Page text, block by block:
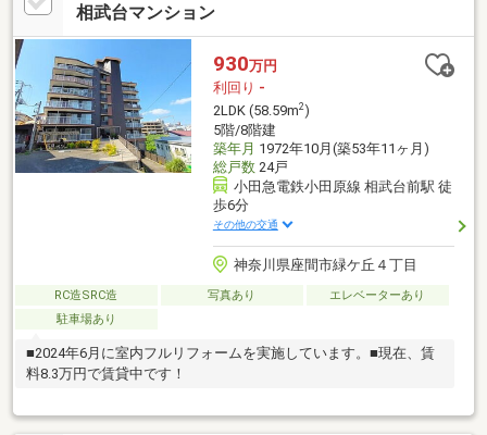
間中学校・・・徒歩約６分（約４６０ｍ）
相武台マンション
930万円
利回り -
2LDK (58.59m2)
5階/8階建
築年月 1972年10月(築53年11ヶ月)
総戸数24戸
小田急電鉄小田原線 相武台前駅 徒
歩6分
その他の交通
神奈川県座間市緑ケ丘４丁目
RC造SRC造 写真あり
エレベーターあり
駐車場あり
■2024年6月に室内フルリフォームを実施しています。■現在、賃
料8.3万円で賃貸中です！